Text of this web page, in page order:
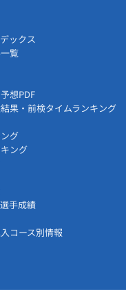
ックス
覧
想PDF
果・前検タイムランキング
グ
ング
手成績
コース別情報